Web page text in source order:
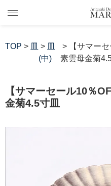
TOP > 皿 > 皿
(中)
> 【サマー
素雲母金菊
【サマーセール10％
金菊4.5寸皿